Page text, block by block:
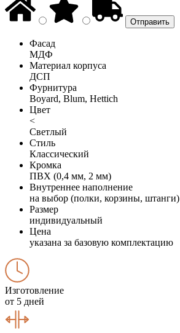
Фасад
МДФ
Материал корпуса
ДСП
Фурнитура
Boyard, Blum, Hettich
Цвет
<
Светлый
Стиль
Классический
Кромка
ПВХ (0,4 мм, 2 мм)
Внутреннее наполнение
на выбор (полки, корзины, штанги)
Размер
индивидуальный
Цена
указана за базовую комплектацию
Изготовление
от 5 дней